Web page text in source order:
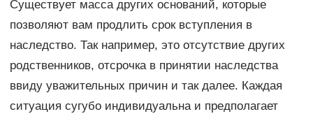
Существует масса других оснований, которые
позволяют вам продлить срок вступления в
наследство. Так например, это отсутствие других
родственников, отсрочка в принятии наследства
ввиду уважительных причин и так далее. Каждая
ситуация сугубо индивидуальна и предполагает